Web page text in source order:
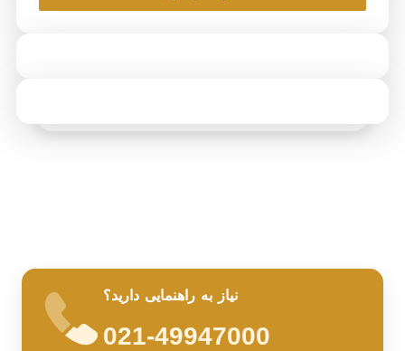
نیاز به راهنمایی دارید؟
021-49947000